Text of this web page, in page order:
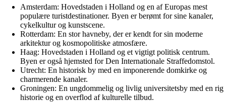
Amsterdam: Hovedstaden i Holland og en af Europas mest
populære turistdestinationer. Byen er berømt for sine kanaler,
cykelkultur og kunstscene.
Rotterdam: En stor havneby, der er kendt for sin moderne
arkitektur og kosmopolitiske atmosfære.
Haag: Hovedstaden i Holland og et vigtigt politisk centrum.
Byen er også hjemsted for Den Internationale Straffedomstol.
Utrecht: En historisk by med en imponerende domkirke og
charmerende kanaler.
Groningen: En ungdommelig og livlig universitetsby med en rig
historie og en overflod af kulturelle tilbud.